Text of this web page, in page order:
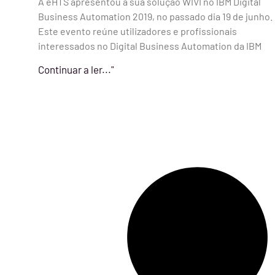
Business Automation 2019, no passado dia 19 de junho.
Este evento reúne utilizadores e profissionais
interessados no Digital Business Automation da IBM
Continuar a ler..."